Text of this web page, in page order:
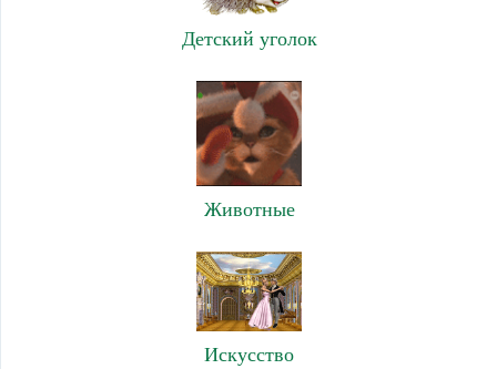
Детский уголок
Животные
Искусство